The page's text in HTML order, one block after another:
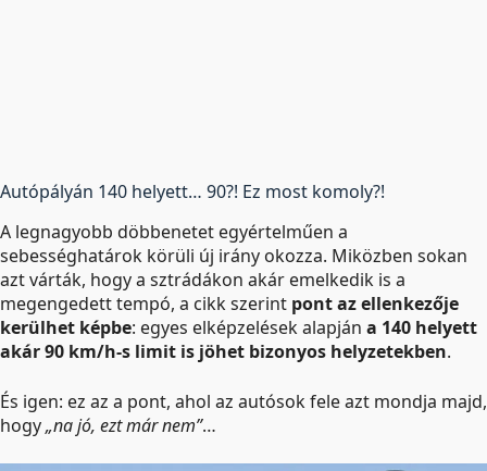
Autópályán 140 helyett… 90?! Ez most komoly?!
A legnagyobb döbbenetet egyértelműen a
sebességhatárok körüli új irány okozza. Miközben sokan
azt várták, hogy a sztrádákon akár emelkedik is a
megengedett tempó, a cikk szerint pont az ellenkezője
kerülhet képbe: egyes elképzelések alapján a 140 helyett
akár 90 km/h-s limit is jöhet bizonyos helyzetekben.
És igen: ez az a pont, ahol az autósok fele azt mondja majd,
hogy„na jó, ezt már nem”…